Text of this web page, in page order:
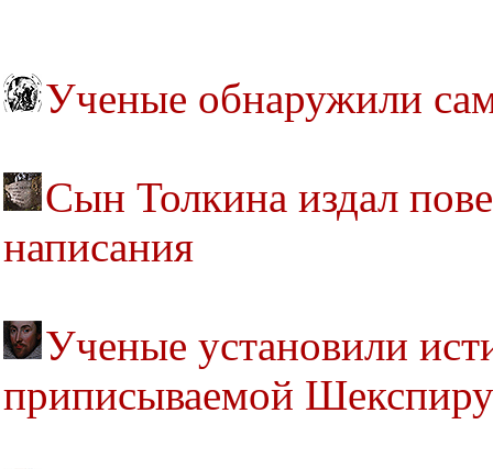
Ученые обнаружили
Сын Толкина издал
написания
Ученые установили
приписываемой Шекспиру